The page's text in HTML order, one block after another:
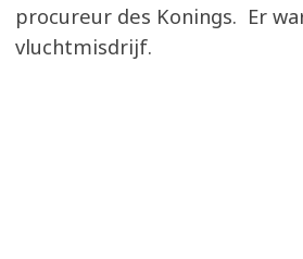
procureur des Konings. Er
vluchtmisdrijf.